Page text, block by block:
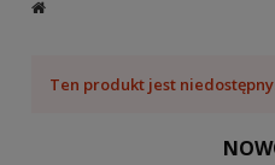
Ten produkt jest